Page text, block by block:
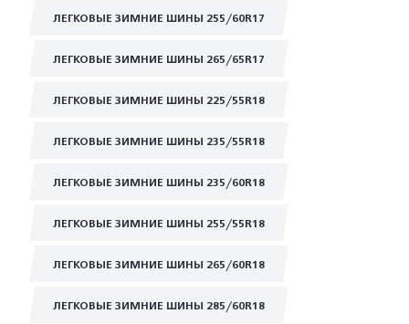
ЛЕГКОВЫЕ ЗИМНИЕ ШИНЫ 255/60R17
ЛЕГКОВЫЕ ЗИМНИЕ ШИНЫ 265/65R17
ЛЕГКОВЫЕ ЗИМНИЕ ШИНЫ 225/55R18
ЛЕГКОВЫЕ ЗИМНИЕ ШИНЫ 235/55R18
ЛЕГКОВЫЕ ЗИМНИЕ ШИНЫ 235/60R18
ЛЕГКОВЫЕ ЗИМНИЕ ШИНЫ 255/55R18
ЛЕГКОВЫЕ ЗИМНИЕ ШИНЫ 265/60R18
ЛЕГКОВЫЕ ЗИМНИЕ ШИНЫ 285/60R18